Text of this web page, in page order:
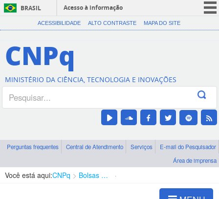
BRASIL
Acesso à informação
CORONAVÍRUS (COVID-19)
Canais
ACESSIBILIDADE ALTO CONTRASTE MAPA DO SITE
CNPq
MINISTÉRIO DA CIÊNCIA, TECNOLOGIA E INOVAÇÕES
Perguntas frequentes Central de Atendimento Serviços
E-mail do Pesquisador
Área de imprensa
Você está aqui:CNPq Bolsas e Auxílios Vigentes